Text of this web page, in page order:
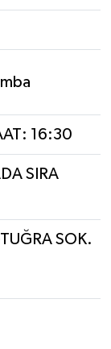
16:30
SIRA
SOK.